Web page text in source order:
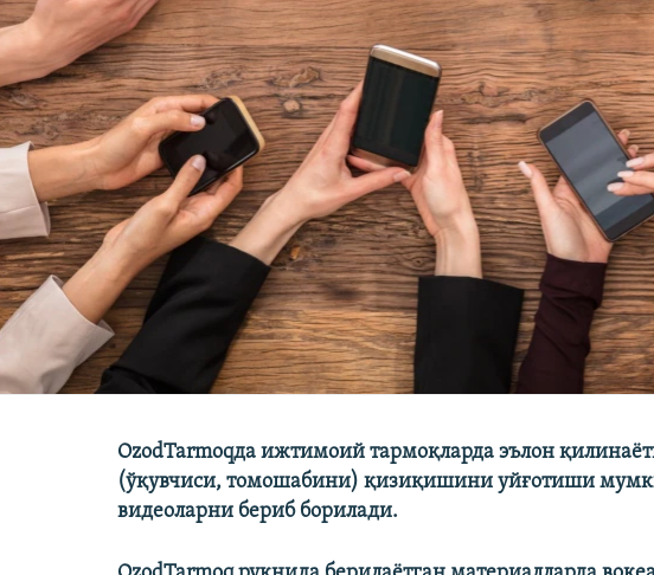
OzodTarmoqда ижтимоий тармоқларда эълон
(ўқувчиси, томошабини) қизиқишини уйғотиши
видеоларни бериб борилади.